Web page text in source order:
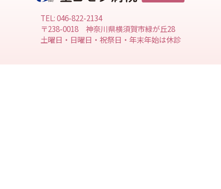
TEL: 046-822-2134
〒238-0018 神奈川県横須賀市緑が丘28
土曜日・日曜日・祝祭日・年末年始は休診